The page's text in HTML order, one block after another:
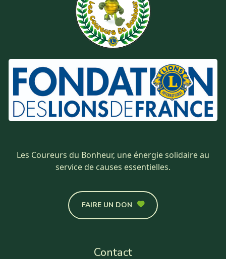
Les Coureurs du Bonheur, une énergie solidaire au
service de causes essentielles.
FAIRE UN DON
Contact